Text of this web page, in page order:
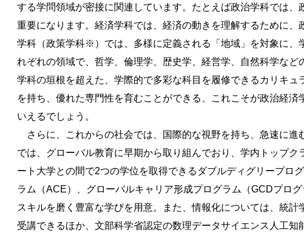
する学問領域が密接に関連しています。たとえば政治学科では
重要になります。経済学科では、経済の動きを理解するために
学科（政策学科※）では、多様に定義される「地域」を対象に、
れぞれの領域で、哲学、倫理学、歴史学、経営学、自然科学な
学科の垣根を超えた、学際的で多彩な科目を履修できるカリキ
を持ち、優れた専門性を育むことができる、これこそが政治経
いえるでしょう。
さらに、これからの社会では、国際的な視野を持ち、急速に進
では、グローバル教育に早期から取り組んでおり、学内トップ
ート大学との間で2つの学位を取得できるダブルディグリープロ
ラム（ACE）、グローバルキャリア形成プログラム（GCDプロ
スキルを磨く豊富な学びを用意。また、情報化については、統
受講できるほか、文部科学省認定の数理データサイエンス人工